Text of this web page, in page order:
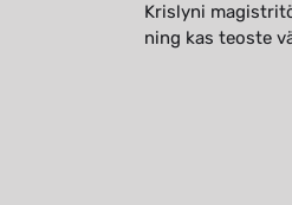
Krislyni
ning kas teoste